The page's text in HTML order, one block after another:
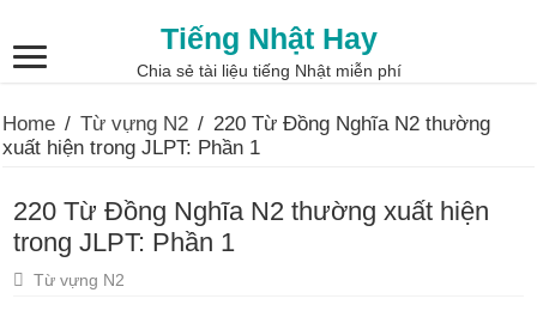
Tiếng Nhật Hay
Chia sẻ tài liệu tiếng Nhật miễn phí
Home / Từ vựng N2 / 220 Từ Đồng Nghĩa N2 thường
xuất hiện trong JLPT: Phần 1
220 Từ Đồng Nghĩa N2 thường xuất hiện
trong JLPT: Phần 1
Từ vựng N2